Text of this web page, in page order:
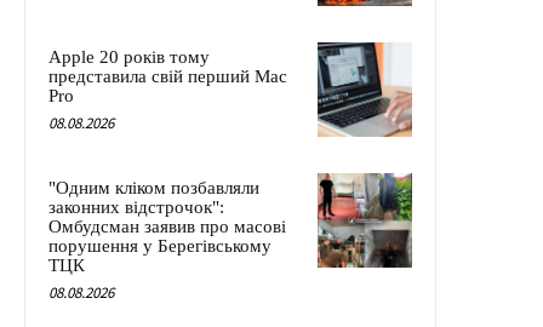
Apple 20 років тому
представила свій перший Mac
Pro
08.08.2026
"Одним кліком позбавляли
законних відстрочок":
Омбудсман заявив про масові
порушення у Берегівському
ТЦК
08.08.2026